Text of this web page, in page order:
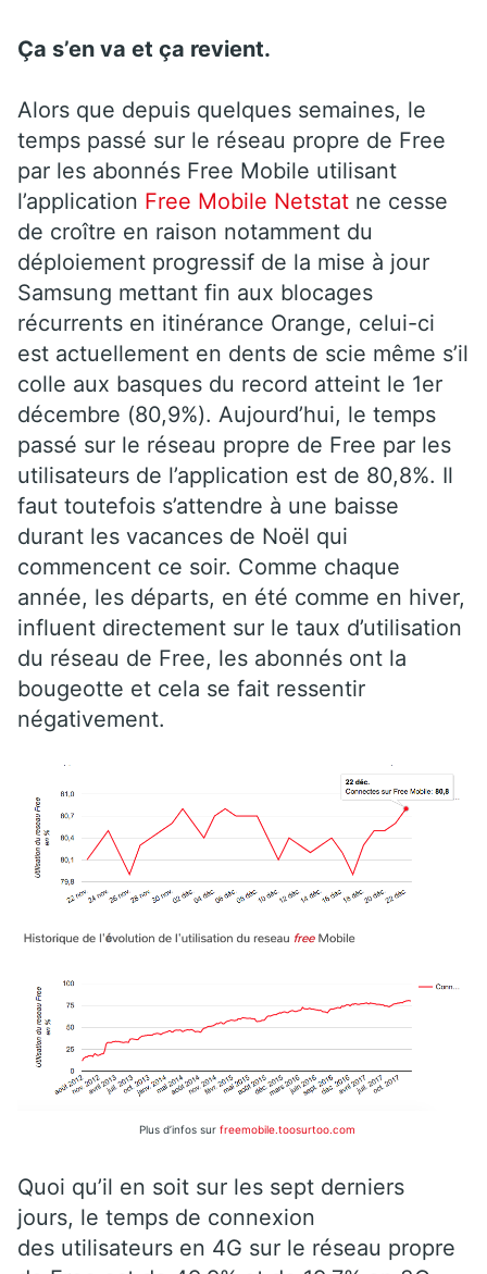
Ça s’en va et ça revient.
Alors que depuis quelques semaines, le
temps passé sur le réseau propre de Free
par les abonnés Free Mobile utilisant
l’application Free Mobile Netstat ne cesse
de croître en raison notamment du
déploiement progressif de la mise à jour
Samsung mettant fin aux blocages
récurrents en itinérance Orange, celui-ci
est actuellement en dents de scie même s’il
colle aux basques du record atteint le 1er
décembre (80,9%). Aujourd’hui, le temps
passé sur le réseau propre de Free par les
utilisateurs de l’application est de 80,8%. Il
faut toutefois s’attendre à une baisse
durant les vacances de Noël qui
commencent ce soir. Comme chaque
année, les départs, en été comme en hiver,
influent directement sur le taux d’utilisation
du réseau de Free, les abonnés ont la
bougeotte et cela se fait ressentir
négativement.
Plus d’infos sur freemobile.toosurtoo.com
Quoi qu’il en soit sur les sept derniers
jours, le temps de connexion
des utilisateurs en 4G sur le réseau propre